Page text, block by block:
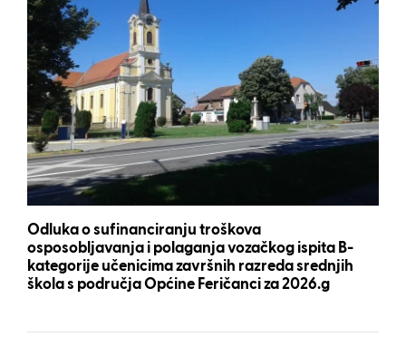
Odluka o sufinanciranju troškova
osposobljavanja i polaganja vozačkog ispita B-
kategorije učenicima završnih razreda srednjih
škola s područja Općine Feričanci za 2026.g